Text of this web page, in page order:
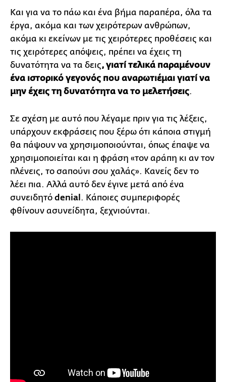
Και για να το πάω και ένα βήμα παραπέρα, όλα τα
έργα, ακόμα και των χειρότερων ανθρώπων,
ακόμα κι εκείνων με τις χειρότερες προθέσεις και
τις χειρότερες απόψεις, πρέπει να έχεις τη
δυνατότητα να τα δεις, γιατί τελικά παραμένουν
ένα ιστορικό γεγονός που αναρωτιέμαι γιατί να
μην έχεις τη δυνατότητα να το μελετήσεις.
Σε σχέση με αυτό που λέγαμε πριν για τις λέξεις,
υπάρχουν εκφράσεις που ξέρω ότι κάποια στιγμή
θα πάψουν να χρησιμοποιούνται, όπως έπαψε να
χρησιμοποιείται και η φράση «τον αράπη κι αν τον
πλένεις, το σαπούνι σου χαλάς». Κανείς δεν το
λέει πια. Αλλά αυτό δεν έγινε μετά από ένα
συνειδητό denial. Κάποιες συμπεριφορές
φθίνουν ασυνείδητα, ξεχνιούνται.